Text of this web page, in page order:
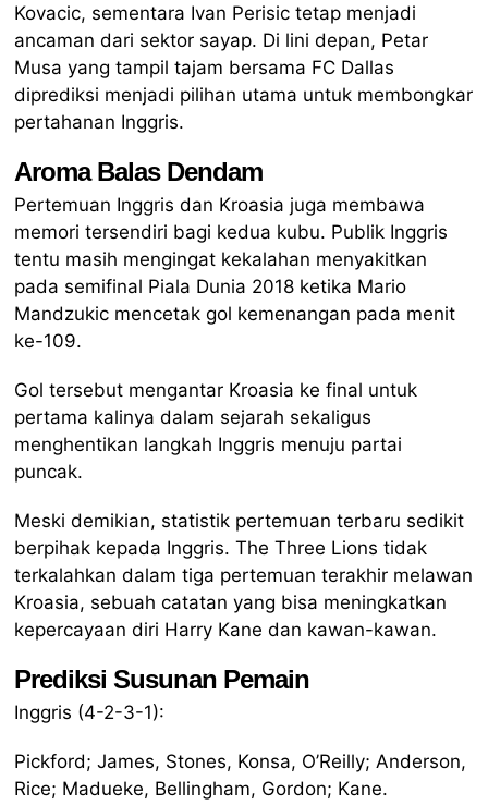
Kovacic, sementara Ivan Perisic tetap menjadi
ancaman dari sektor sayap. Di lini depan, Petar
Musa yang tampil tajam bersama FC Dallas
diprediksi menjadi pilihan utama untuk membongkar
pertahanan Inggris.
Aroma Balas Dendam
Pertemuan Inggris dan Kroasia juga membawa
memori tersendiri bagi kedua kubu. Publik Inggris
tentu masih mengingat kekalahan menyakitkan
pada semifinal Piala Dunia 2018 ketika Mario
Mandzukic mencetak gol kemenangan pada menit
ke-109.
Gol tersebut mengantar Kroasia ke final untuk
pertama kalinya dalam sejarah sekaligus
menghentikan langkah Inggris menuju partai
puncak.
Meski demikian, statistik pertemuan terbaru sedikit
berpihak kepada Inggris. The Three Lions tidak
terkalahkan dalam tiga pertemuan terakhir melawan
Kroasia, sebuah catatan yang bisa meningkatkan
kepercayaan diri Harry Kane dan kawan-kawan.
Prediksi Susunan Pemain
Inggris (4-2-3-1):
Pickford; James, Stones, Konsa, O’Reilly; Anderson,
Rice; Madueke, Bellingham, Gordon; Kane.